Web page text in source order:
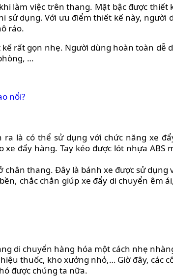
làm việc trên thang. Mặt bậc được thiết
sử dụng. Với ưu điểm thiết kế này, người
ráo.
rất gọn nhẹ. Người dùng hoàn toàn dễ
…
nổi?
là có thể sử dụng với chức năng xe
đẩy hàng. Tay kéo được lót nhựa ABS
thang. Đây là bánh xe được sử dụng
chắc chắn giúp xe đẩy di chuyển êm
di chuyển hàng hóa một cách nhẹ
thuốc, kho xưởng nhỏ,… Giờ đây, các
được chúng ta nữa.